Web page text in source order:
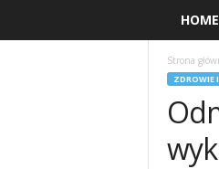
HOME
Strona
ZDROWIE